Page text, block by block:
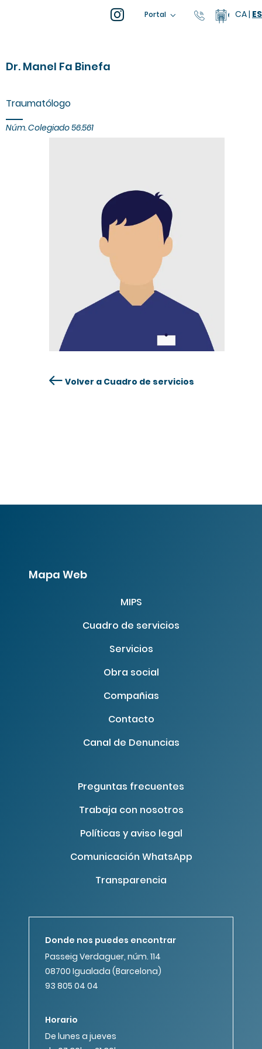
Portal 93 805 04
CA| ES
Dr. Manel Fa Binefa
Traumatólogo
Núm. Colegiado 56.561
Volver a Cuadro de servicios
Mapa Web
MIPS
Cuadro de servicios
Servicios
Obra social
Compañias
Contacto
Canal de Denuncias
Preguntas frecuentes
Trabaja con nosotros
Políticas y aviso legal
Comunicación WhatsApp
Transparencia
Donde nos puedes encontrar
Passeig Verdaguer, núm. 114
08700 Igualada (Barcelona)
93 805 04 04
Horario
De lunes a jueves